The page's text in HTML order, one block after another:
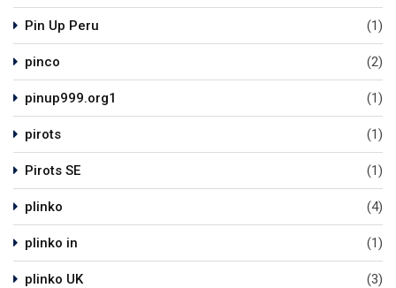
Pin Up Peru (1)
pinco (2)
pinup999.org1 (1)
pirots (1)
Pirots SE (1)
plinko (4)
plinko in (1)
plinko UK (3)